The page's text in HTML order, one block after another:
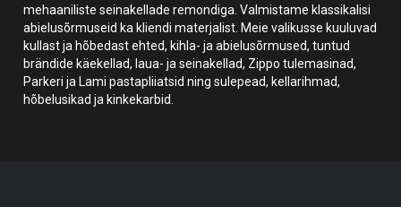
mehaaniliste seinakellade remondiga. Valmistame klassikalisi
abielusõrmuseid ka kliendi materjalist. Meie valikusse kuuluvad
kullast ja hõbedast ehted, kihla- ja abielusõrmused, tuntud
brändide käekellad, laua- ja seinakellad, Zippo tulemasinad,
Parkeri ja Lami pastapliiatsid ning sulepead, kellarihmad,
hõbelusikad ja kinkekarbid.